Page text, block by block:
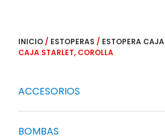
INICIO / ESTOPERAS / ESTOPERA CAJA
CAJA STARLET, COROLLA
ACCESORIOS
BOMBAS